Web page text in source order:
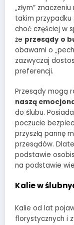
„złym”
takim przypadku
choć częściej w
że przesądy o
obawami o
zazwyczaj
preferencji.
Przesądy mogą
naszą
do ślubu.
poczucie
przyszłą pannę
przesądów.
podstawie
na podstawie
Kalie w
Kalie od lat
florystycznych i